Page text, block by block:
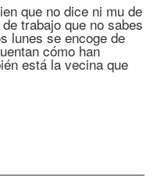
que no dice ni mu de
trabajo que no sabes
lunes se encoge de
cómo han
está la vecina que